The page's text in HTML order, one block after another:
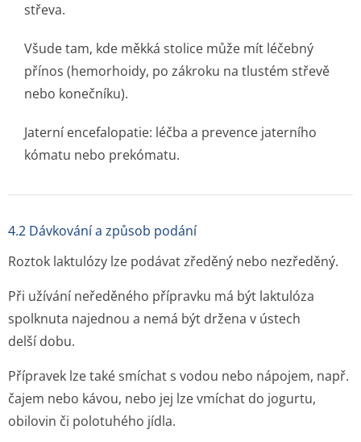
střeva.
Všude tam, kde měkká stolice může mít léčebný
přínos (hemorhoidy, po zákroku na tlustém střevě
nebo konečníku).
Jaterní encefalopatie: léčba a prevence jaterního
kómatu nebo prekómatu.
4.2 Dávkování a způsob podání
Roztok laktulózy lze podávat zředěný nebo nezředěný.
Při užívání neředěného přípravku má být laktulóza
spolknuta najednou a nemá být držena v ústech
delší dobu.
Přípravek lze také smíchat s vodou nebo nápojem, např.
čajem nebo kávou, nebo jej lze vmíchat do jogurtu,
obilovin či polotuhého jídla.